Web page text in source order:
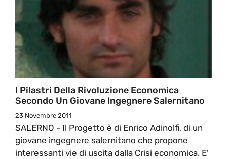
I Pilastri Della Rivoluzione Economica
Secondo Un Giovane Ingegnere Salernitano
23 Novembre 2011
SALERNO - Il Progetto è di Enrico Adinolfi, di un
giovane ingegnere salernitano che propone
interessanti vie di uscita dalla Crisi economica. E'